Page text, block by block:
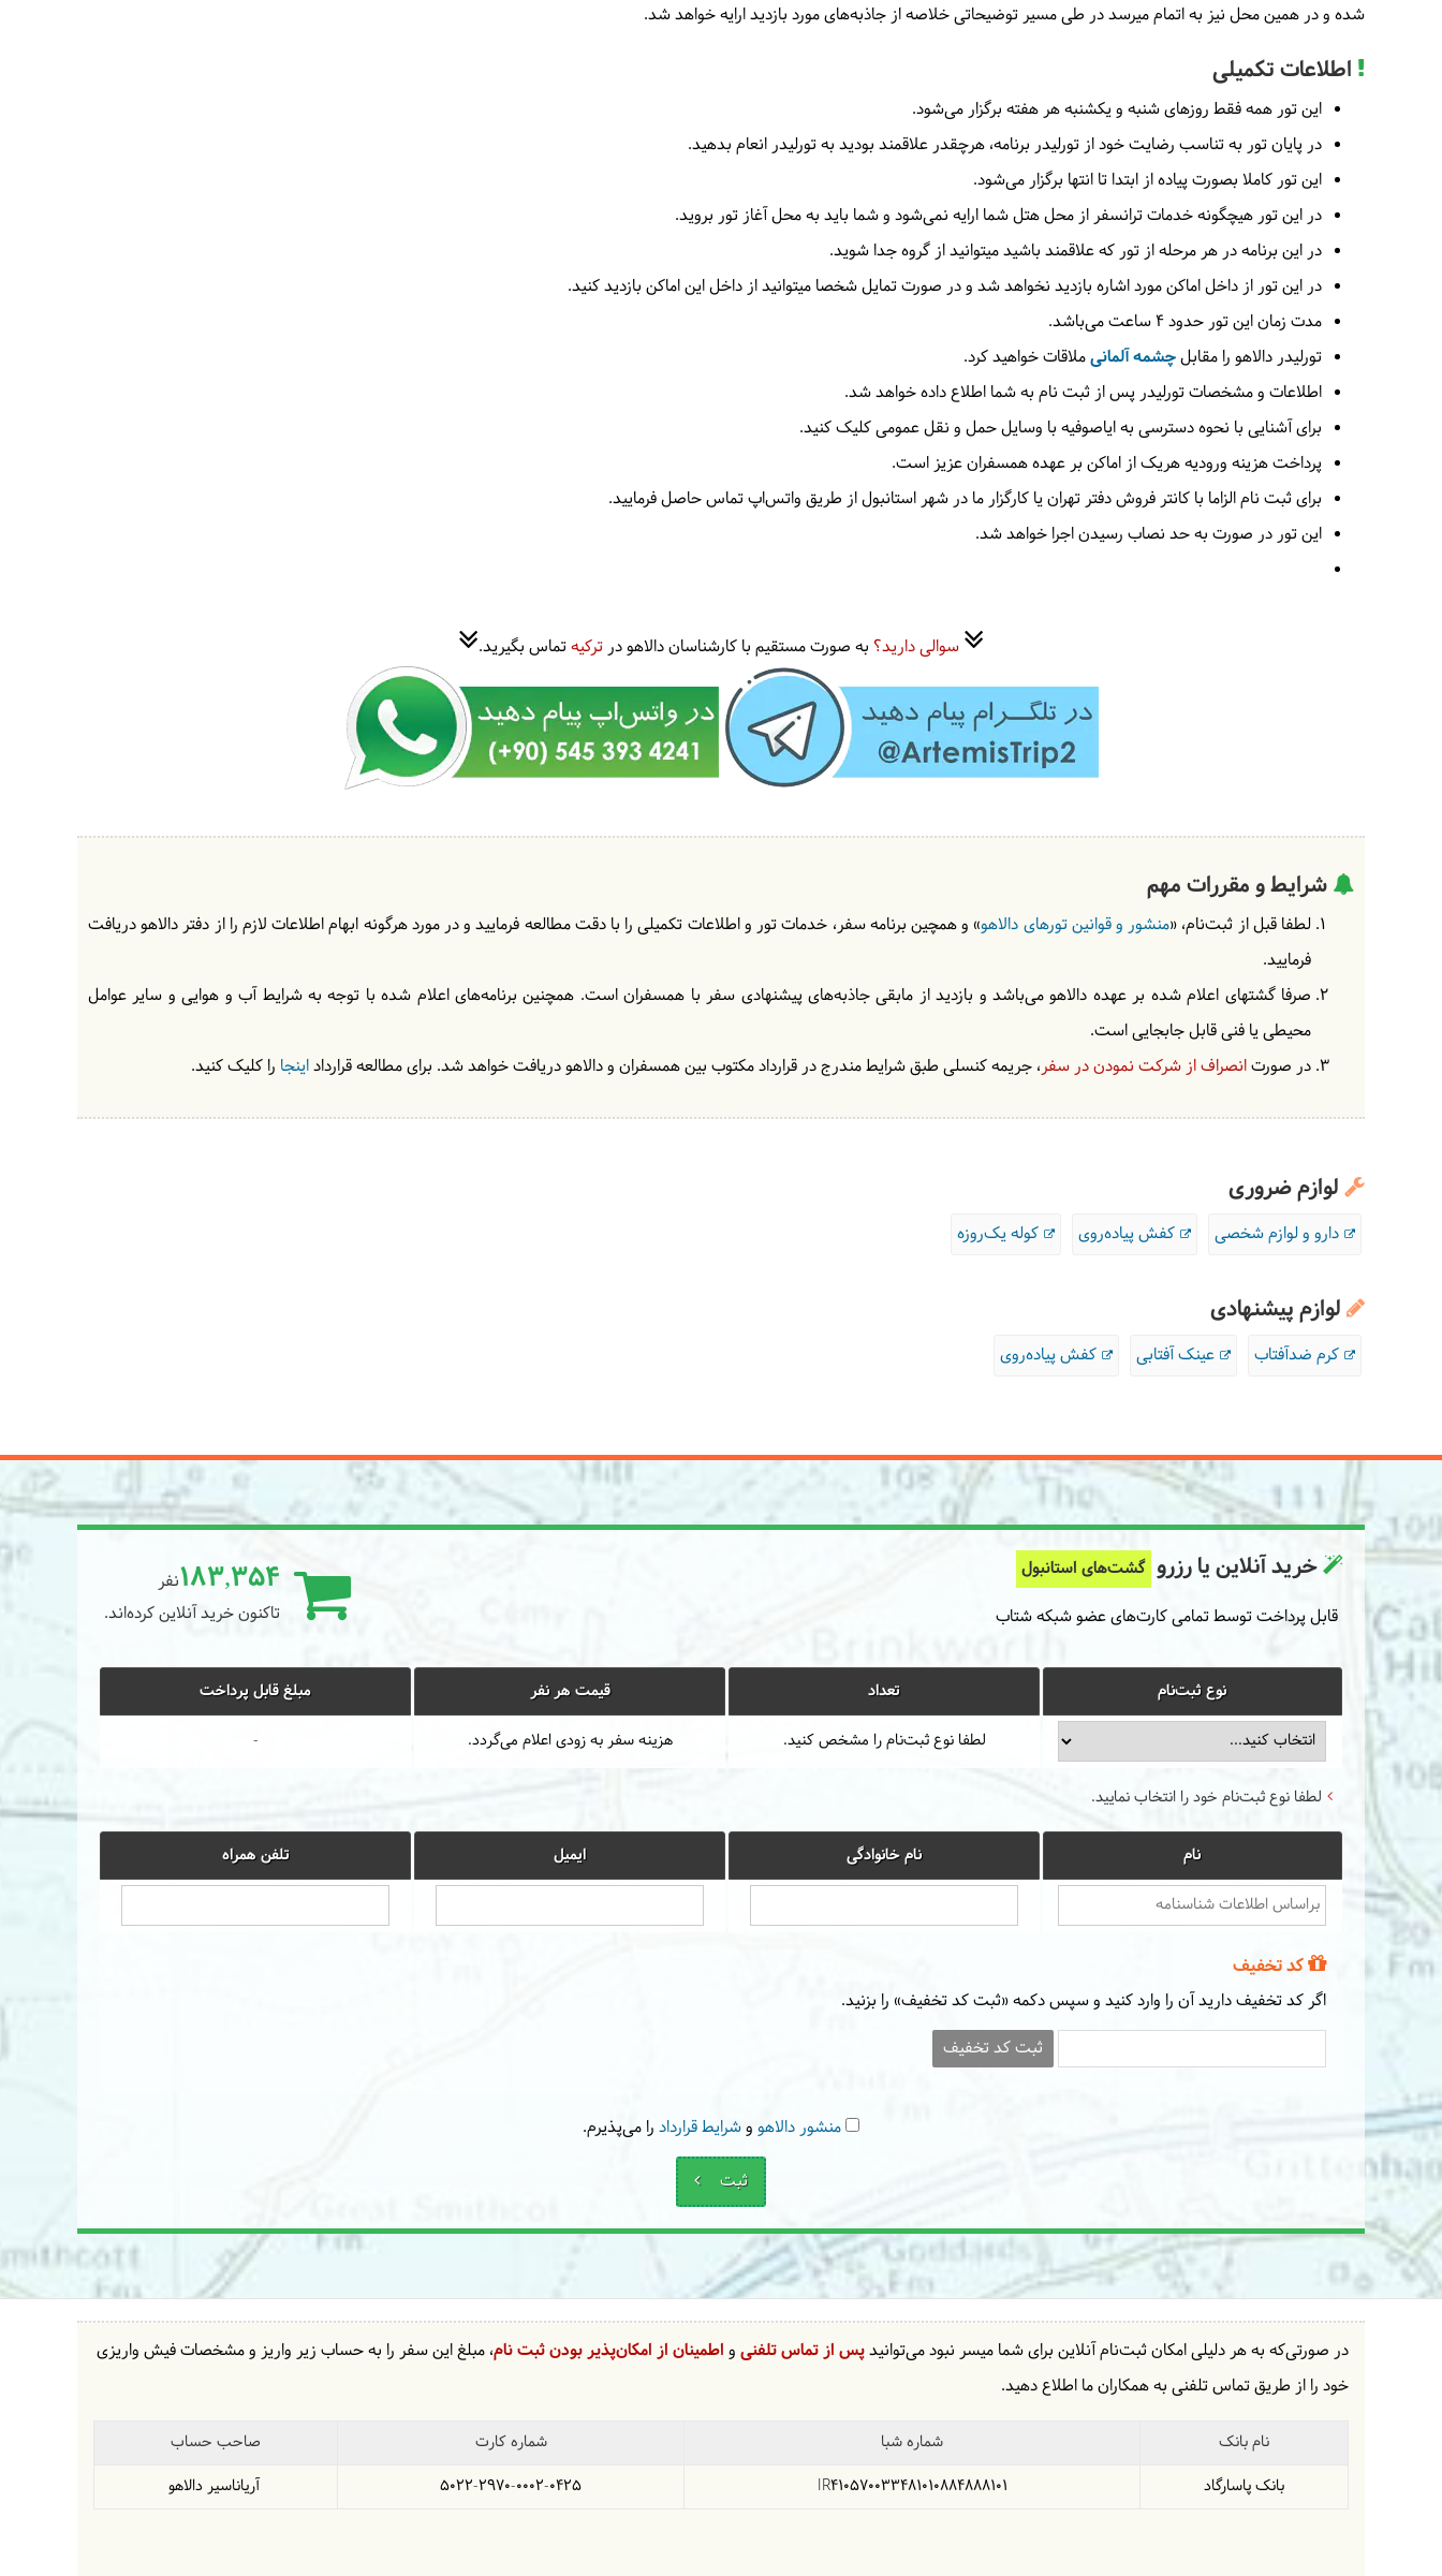
شده و در همین محل نیز به اتمام میرسد در طی مسیر توضیحاتی خلاصه از جاذبه‌های مورد بازدید ارایه خواهد شد.
اطلاعات تکمیلی
این تور همه فقط روزهای شنبه و یکشنبه هر هفته برگزار می‌شود.
در پایان تور به تناسب رضایت خود از تورلیدر برنامه، هرچقدر علاقمند بودید به تورلیدر انعام بدهید.
این تور کاملا بصورت پیاده از ابتدا تا انتها برگزار می‌شود.
در این تور هیچگونه خدمات ترانسفر از محل هتل شما ارایه نمی‌شود و شما باید به محل آغاز تور بروید.
در این برنامه در هر مرحله از تور که علاقمند باشید میتوانید از گروه جدا شوید.
در این تور از داخل اماکن مورد اشاره بازدید نخواهد شد و در صورت تمایل شخصا میتوانید از داخل این اماکن بازدید کنید.
مدت زمان این تور حدود 4 ساعت می‌باشد.
تورلیدر دالاهو را مقابلچشمه آلمانیملاقات خواهید کرد.
اطلاعات و مشخصات تورلیدر پس از ثبت نام به شما اطلاع داده خواهد شد.
برای آشنایی با نحوه دسترسی به ایاصوفیه با وسایل حمل و نقل عمومی کلیک کنید.
پرداخت هزینه ورودیه هریک از اماکن بر عهده همسفران عزیز است.
برای ثبت نام الزاما با کانتر فروش دفتر تهران یا کارگزار ما در شهر استانبول از طریق واتس‌اپ تماس حاصل فرمایید.
این تور در صورت به حد نصاب رسیدن اجرا خواهد شد.
سوالی دارید؟ به صورت مستقیم با کارشناسان دالاهو درترکیهتماس بگیرید.
شرایط و مقررات مهم
لطفا قبل از ثبت‌نام، «منشور و قوانین تورهای دالاهو» و همچین برنامه سفر، خدمات تور و اطلاعات تکمیلی را با دقت مطالعه فرمایید و در مورد هرگونه ابهام اطلاعات لازم را از دفتر دالاهو دریافت
فرمایید.
صرفا گشتهای اعلام شده بر عهده دالاهو می‌باشد و بازدید از مابقی جاذبه‌های پیشنهادی سفر با همسفران است. همچنین برنامه‌های اعلام شده با توجه به شرایط آب و هوایی و سایر عوامل
محیطی یا فنی قابل جابجایی است.
در صورتانصراف از شرکت نمودن در سفر، جریمه کنسلی طبق شرایط مندرج در قرارداد مکتوب بین همسفران و دالاهو دریافت خواهد شد. برای مطالعه قرارداداینجا را کلیک کنید.
لوازم ضروری
دارو و لوازم شخصی کفش پیاده‌روی کوله یک‌روزه
لوازم پیشنهادی
کرم ضدآفتاب عینک آفتابی کفش پیاده‌روی
خرید آنلاین یا رزرو گشت‌های استانبول
قابل پرداخت توسط تمامی کارت‌های عضو شبکه شتاب
183,354نفر
تاکنون خرید آنلاین کرده‌اند.
نوع ثبت‌نام تعداد
لطفا نوع ثبت‌نام را مشخص کنید.
قیمت هر نفر
هزینه سفر به زودی اعلام می‌گردد.
مبلغ قابل پرداخت
-
لطفا نوع ثبت‌نام خود را انتخاب نمایید.
نام نام خانوادگی ایمیل تلفن همراه
کد تخفیف
اگر کد تخفیف دارید آن را وارد کنید و سپس دکمه «ثبت کد تخفیف» را بزنید.
ثبت کد تخفیف
منشور دالاهو وشرایط قرارداد را می‌پذیرم.
ثبت
در صورتی‌که به هر دلیلی امکان ثبت‌نام آنلاین برای شما میسر نبود می‌توانیدپس از تماس تلفنی و اطمینان از امکان‌پذیر بودن ثبت نام، مبلغ این سفر را به حساب زیر واریز و مشخصات فیش واریزی
خود را از طریق تماس تلفنی به همکاران ما اطلاع دهید.
نام بانک شماره شبا شماره کارت
صاحب حساب
بانک پاسارگاد
IR410570033481010884888101
5022-2970-0002-0425 آریاناسیر دالاهو